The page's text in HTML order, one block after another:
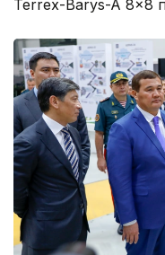
Terrex-Barys-A 8×8